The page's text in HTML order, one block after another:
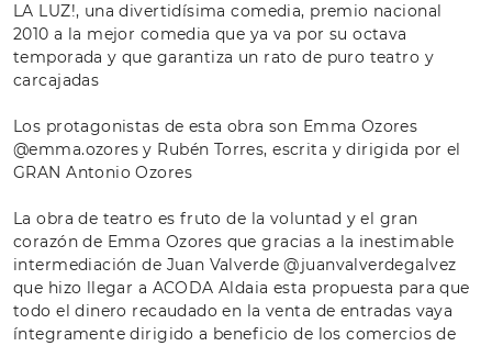
LA LUZ!, una divertidísima comedia, premio nacional
2010 a la mejor comedia que ya va por su octava
temporada y que garantiza un rato de puro teatro y
carcajadas
Los protagonistas de esta obra son Emma Ozores
@emma.ozores y Rubén Torres, escrita y dirigida por el
GRAN Antonio Ozores
La obra de teatro es fruto de la voluntad y el gran
corazón de Emma Ozores que gracias a la inestimable
intermediación de Juan Valverde @juanvalverdegalvez
que hizo llegar a ACODA Aldaia esta propuesta para que
todo el dinero recaudado en la venta de entradas vaya
íntegramente dirigido a beneficio de los comercios de